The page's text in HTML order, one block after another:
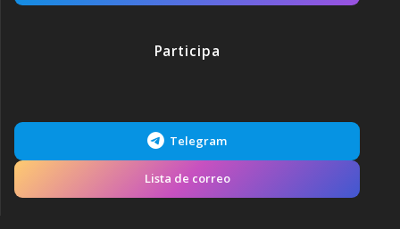
Participa
Telegram
Lista de correo